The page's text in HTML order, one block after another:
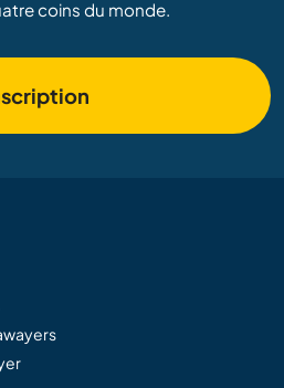
coins du monde.